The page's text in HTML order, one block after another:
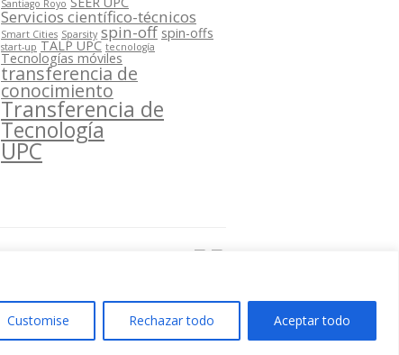
Customise Rechazar todo Aceptar todo
Santiago Royo
Servicios científico-técnicos
Smart Cities Sparsity spin-off spin-offs
start-up TALP UPC tecnología
Tecnologías móviles
transferencia de
conocimiento
Transferencia de
Tecnología
UPC